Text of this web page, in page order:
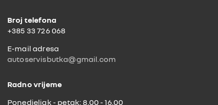
Broj telefona
+385 33 726 068
E-mail adresa
autoservisbutka@gmail.com
Radno vrijeme
Ponedjeljak - petak: 8.00 - 16.00